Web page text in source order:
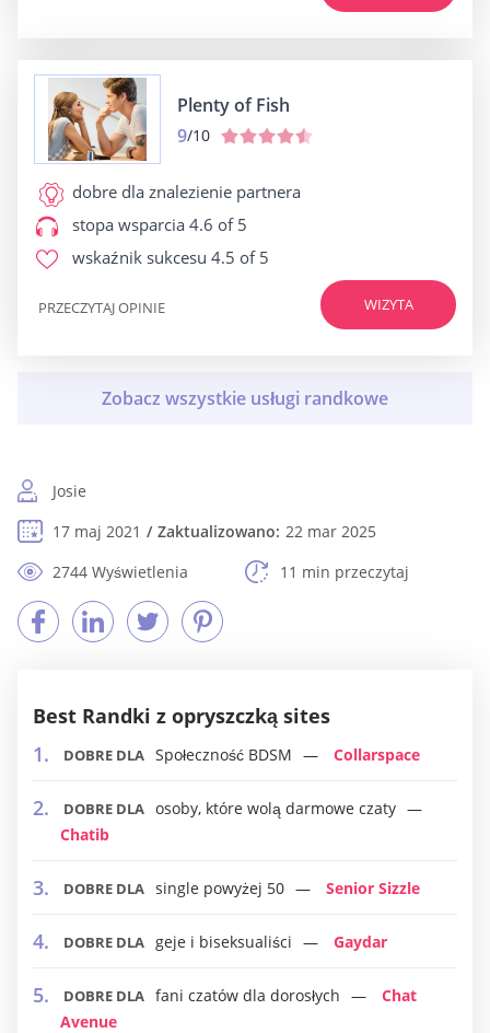
Plenty of Fish
9/10
dobre dla znalezienie partnera
stopa wsparcia 4.6 of 5
wskaźnik sukcesu 4.5 of 5
WIZYTA
PRZECZYTAJ OPINIE
Josie
17 maj 2021
Zaktualizowano: 22 mar 2025
2744 Wyświetlenia
11 min przeczytaj
Best Randki z opryszczką sites
DOBRE DLA Społeczność BDSM Collarspace
DOBRE DLA osoby, które wolą darmowe czaty
Chatib
DOBRE DLA single powyżej 50 Senior Sizzle
DOBRE DLA geje i biseksualiści Gaydar
DOBRE DLA fani czatów dla dorosłych
Chat
Avenue